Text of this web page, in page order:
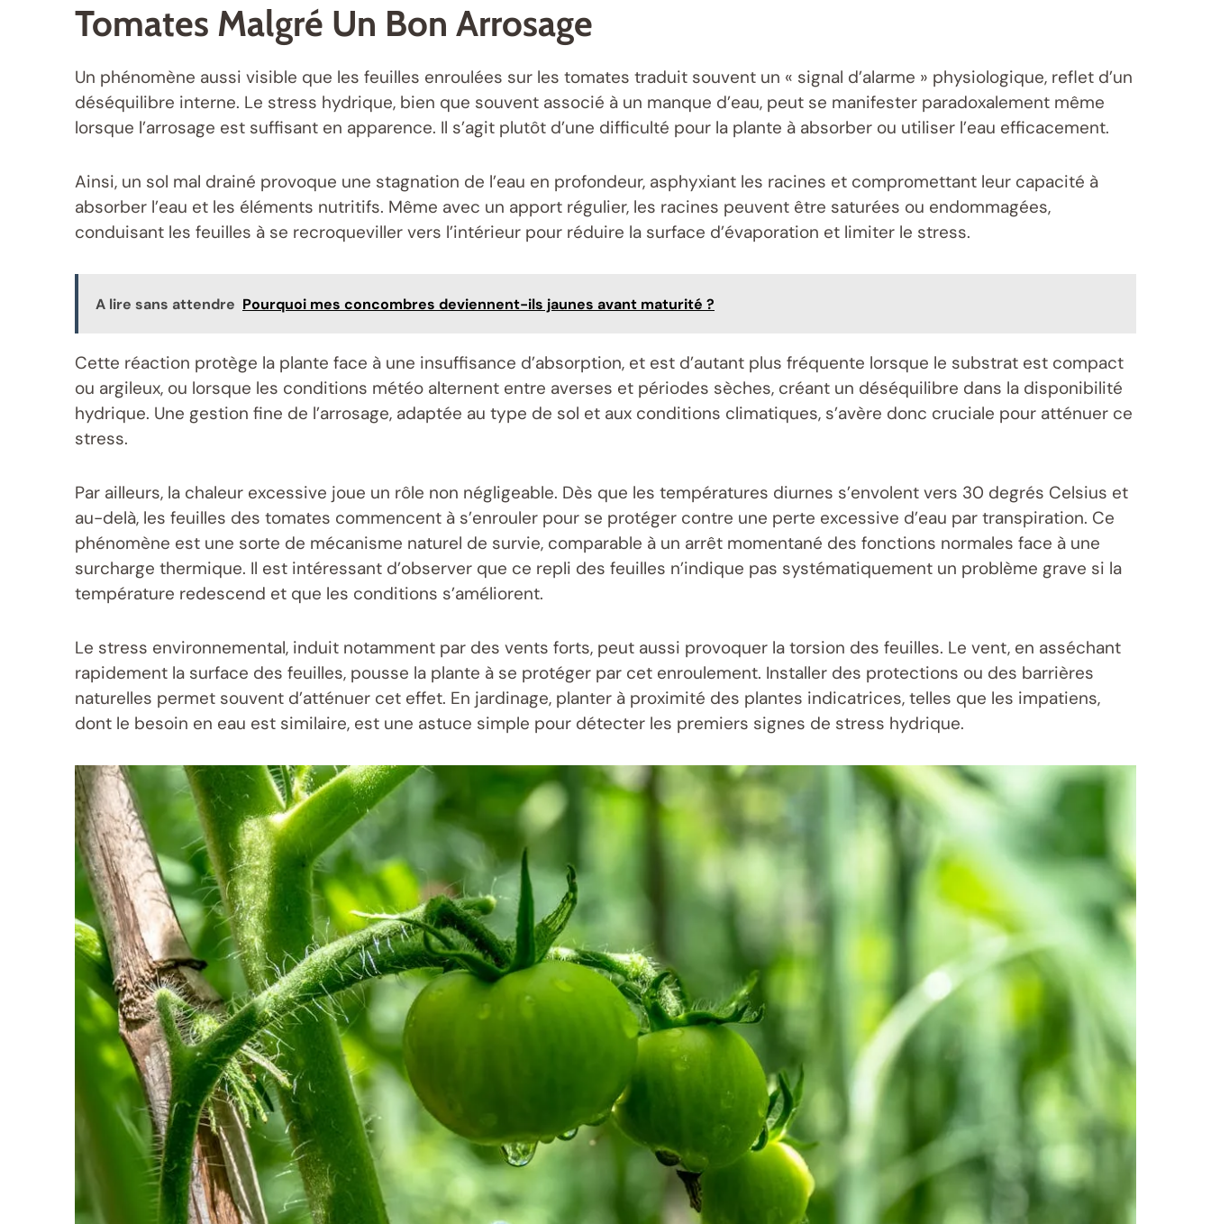
Tomates Malgré Un Bon Arrosage
Un phénomène aussi visible que les feuilles enroulées sur les tomates traduit souvent un « signal d’alarme » physiologique, reflet d’un
déséquilibre interne. Le stress hydrique, bien que souvent associé à un manque d’eau, peut se manifester paradoxalement même
lorsque l’arrosage est suffisant en apparence. Il s’agit plutôt d’une difficulté pour la plante à absorber ou utiliser l’eau efficacement.
Ainsi, un sol mal drainé provoque une stagnation de l’eau en profondeur, asphyxiant les racines et compromettant leur capacité à
absorber l’eau et les éléments nutritifs. Même avec un apport régulier, les racines peuvent être saturées ou endommagées,
conduisant les feuilles à se recroqueviller vers l’intérieur pour réduire la surface d’évaporation et limiter le stress.
A lire sans attendre Pourquoi mes concombres deviennent-ils jaunes avant maturité ?
Cette réaction protège la plante face à une insuffisance d’absorption, et est d’autant plus fréquente lorsque le substrat est compact
ou argileux, ou lorsque les conditions météo alternent entre averses et périodes sèches, créant un déséquilibre dans la disponibilité
hydrique. Une gestion fine de l’arrosage, adaptée au type de sol et aux conditions climatiques, s’avère donc cruciale pour atténuer ce
stress.
Par ailleurs, la chaleur excessive joue un rôle non négligeable. Dès que les températures diurnes s’envolent vers 30 degrés Celsius et
au-delà, les feuilles des tomates commencent à s’enrouler pour se protéger contre une perte excessive d’eau par transpiration. Ce
phénomène est une sorte de mécanisme naturel de survie, comparable à un arrêt momentané des fonctions normales face à une
surcharge thermique. Il est intéressant d’observer que ce repli des feuilles n’indique pas systématiquement un problème grave si la
température redescend et que les conditions s’améliorent.
Le stress environnemental, induit notamment par des vents forts, peut aussi provoquer la torsion des feuilles. Le vent, en asséchant
rapidement la surface des feuilles, pousse la plante à se protéger par cet enroulement. Installer des protections ou des barrières
naturelles permet souvent d’atténuer cet effet. En jardinage, planter à proximité des plantes indicatrices, telles que les impatiens,
dont le besoin en eau est similaire, est une astuce simple pour détecter les premiers signes de stress hydrique.